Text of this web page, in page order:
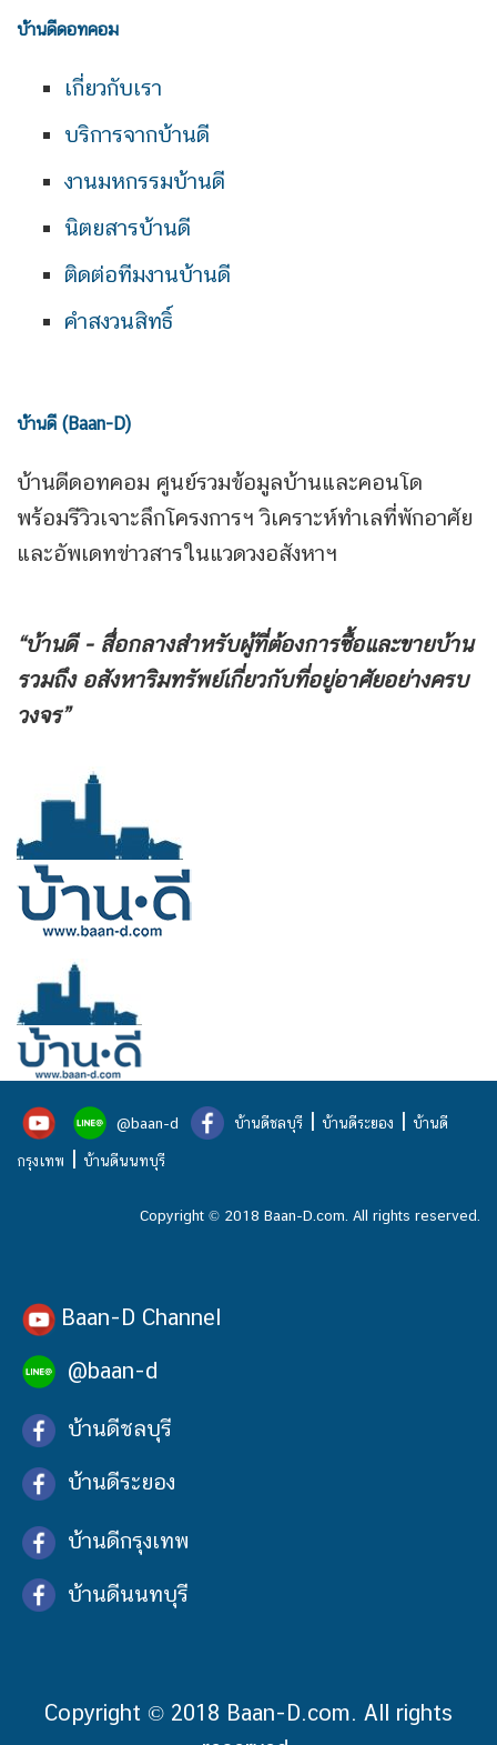
บ้านดีดอทคอม
เกี่ยวกับเรา
บริการจากบ้านดี
งานมหกรรมบ้านดี
นิตยสารบ้านดี
ติดต่อทีมงานบ้านดี
คำสงวนสิทธิ์
บ้านดี (Baan-D)
บ้านดีดอทคอม ศูนย์รวมข้อมูลบ้านและคอนโด
พร้อมรีวิวเจาะลึกโครงการฯ วิเคราะห์ทำเลที่พักอาศัย
และอัพเดทข่าวสารในแวดวงอสังหาฯ
“บ้านดี - สื่อกลางสำหรับผู้ที่ต้องการซื้อและขายบ้าน
รวมถึง อสังหาริมทรัพย์เกี่ยวกับที่อยู่อาศัยอย่างครบ
วงจร”
@baan-d บ้านดีชลบุรี | บ้านดีระยอง | บ้านดี
กรุงเทพ | บ้านดีนนทบุรี
Copyright © 2018 Baan-D.com. All rights reserved.
Baan-D Channel
@baan-d
บ้านดีชลบุรี
บ้านดีระยอง
บ้านดีกรุงเทพ
บ้านดีนนทบุรี
Copyright © 2018 Baan-D.com. All rights